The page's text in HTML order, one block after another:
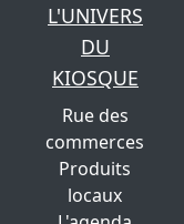
L'UNIVERS
DU
KIOSQUE
Rue des
commerces
Produits
locaux